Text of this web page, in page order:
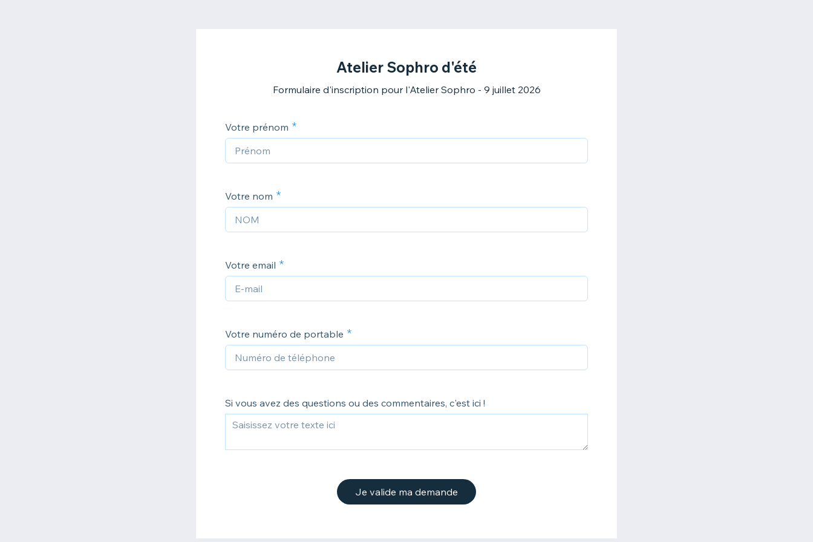
Atelier Sophro d'été
Formulaire d'inscription pour l'Atelier Sophro - 9 juillet 2026
Votre prénom
Votre nom
Votre email
Votre numéro de portable
Si vous avez des questions ou des commentaires, c'est ici !
Je valide ma demande